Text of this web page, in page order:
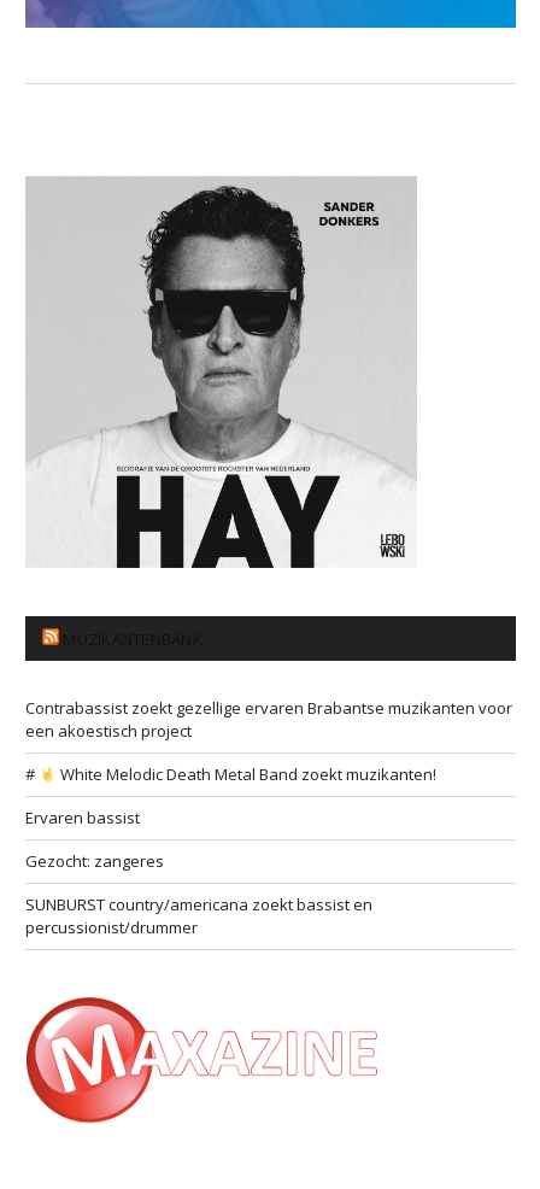
Contrabassist zoekt gezellige ervaren Brabantse muzikanten voor
een akoestisch project
#
White Melodic Death Metal Band zoekt muzikanten!
Ervaren bassist
Gezocht: zangeres
SUNBURST country/americana zoekt bassist en
percussionist/drummer